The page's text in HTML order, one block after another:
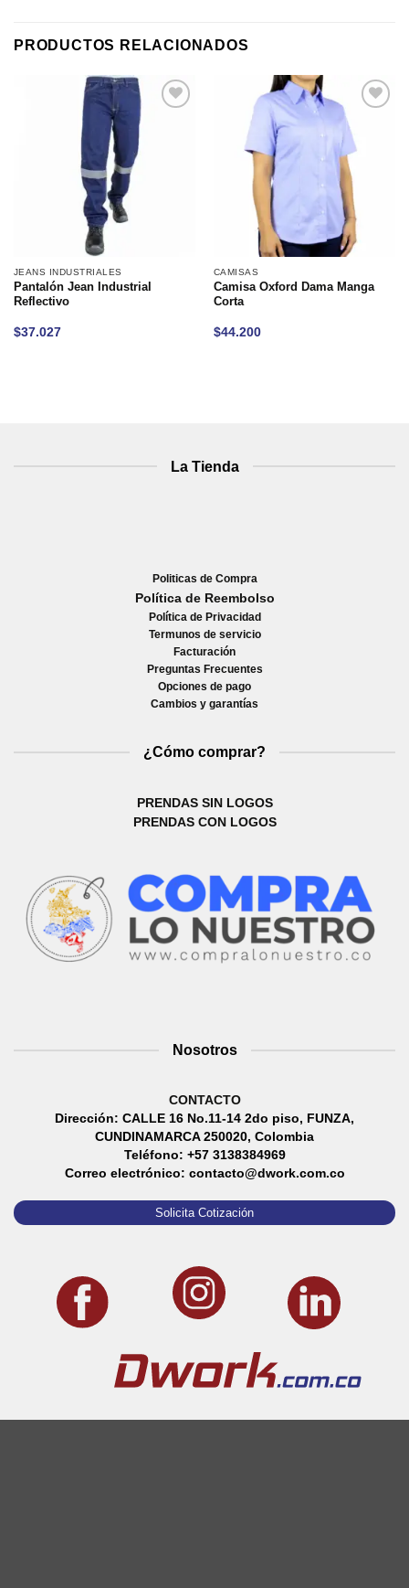
PRODUCTOS RELACIONADOS
JEANS INDUSTRIALES
Pantalón Jean Industrial
Reflectivo
$37.027
lista de
deseos
CAMISAS
Camisa Oxford Dama Manga
Corta
$44.200
La Tienda
Politicas de Compra
Política de Reembolso
Política de Privacidad
Termunos de servicio
Facturación
Preguntas Frecuentes
Opciones de pago
Cambios y garantías
¿Cómo comprar?
PRENDAS SIN LOGOS
PRENDAS CON LOGOS
Nosotros
CONTACTO
Dirección: CALLE 16 No.11-14 2do piso, FUNZA,
CUNDINAMARCA 250020, Colombia
Teléfono: +57 3138384969
Correo electrónico: contacto@dwork.com.co
Solicita Cotización